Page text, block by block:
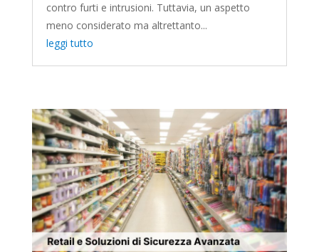
contro furti e intrusioni. Tuttavia, un aspetto
meno considerato ma altrettanto...
leggi tutto